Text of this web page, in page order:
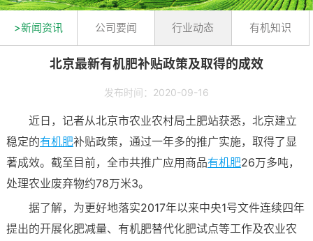
>新闻资讯 公司要闻 行业动态 有机知识
北京最新有机肥补贴政策及取得的成效
发布时间：2020-09-16
近日，记者从北京市农业农村局土肥站获悉，北京建立
稳定的有机肥补贴政策，通过一年多的推广实施，取得了显
著成效。截至目前，全市共推广应用商品有机肥26万多吨，
处理农业废弃物约78万米3。
据了解，为更好地落实2017年以来中央1号文件连续四年
提出的开展化肥减量、有机肥替代化肥试点等工作及农业农